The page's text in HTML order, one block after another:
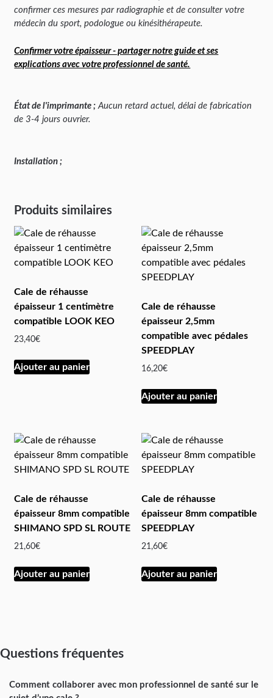
confirmer ces mesures par radiographie et de consulter votre
médecin du sport, podologue ou kinésithérapeute.
Confirmer votre épaisseur - partager notre guide et ses
explications avec votre professionnel de santé.
État de l'imprimante ; Aucun retard actuel, délai de fabrication
de 3-4 jours ouvrier.
Installation ;
Produits similaires
Cale de réhausse
épaisseur 1 centimètre
compatible LOOK KEO
23,40€
Ajouter au panier
Cale de réhausse
épaisseur 2,5mm
compatible avec pédales
SPEEDPLAY
16,20€
Ajouter au panier
Cale de réhausse
épaisseur 8mm compatible
SHIMANO SPD SL ROUTE
21,60€
Ajouter au panier
Cale de réhausse
épaisseur 8mm compatible
SPEEDPLAY
21,60€
Ajouter au panier
Questions fréquentes
Comment collaborer avec mon professionnel de santé sur le